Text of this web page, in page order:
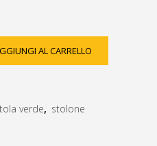
AL CARRELLO
verde, stolone